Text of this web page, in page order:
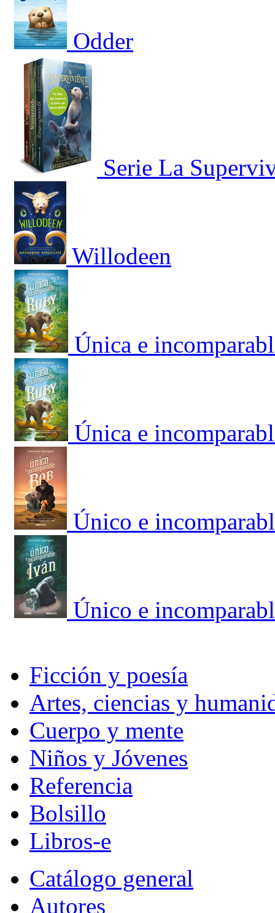
Odder
Serie La
Willodeen
Única e
Única e
Único e
Único e
Ficción y poesía
Artes, ciencias y
Cuerpo y mente
Niños y Jóvenes
Referencia
Bolsillo
Libros-e
Catálogo general
Autores